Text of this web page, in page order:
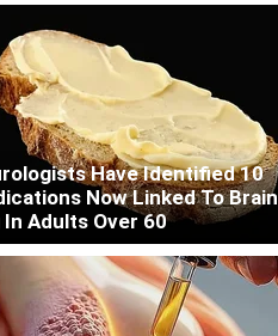
Have Identified 10
Now Linked To Brain
In Adults Over 60